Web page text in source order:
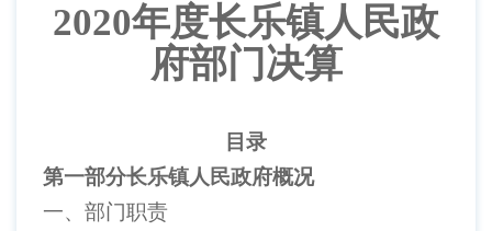
2020年度长乐镇人民政
府部门决算
目录
第一部分长乐镇人民政府概况
一、部门职责